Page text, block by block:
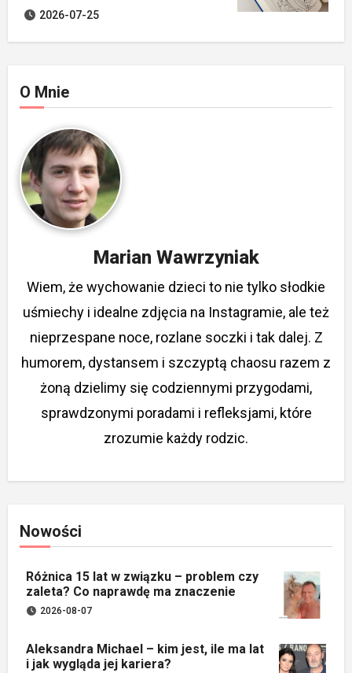
2026-07-25
O Mnie
Marian Wawrzyniak
Wiem, że wychowanie dzieci to nie tylko słodkie
uśmiechy i idealne zdjęcia na Instagramie, ale też
nieprzespane noce, rozlane soczki i tak dalej. Z
humorem, dystansem i szczyptą chaosu razem z
żoną dzielimy się codziennymi przygodami,
sprawdzonymi poradami i refleksjami, które
zrozumie każdy rodzic.
Nowości
Różnica 15 lat w związku – problem czy
zaleta? Co naprawdę ma znaczenie
2026-08-07
Aleksandra Michael – kim jest, ile ma lat
i jak wygląda jej kariera?